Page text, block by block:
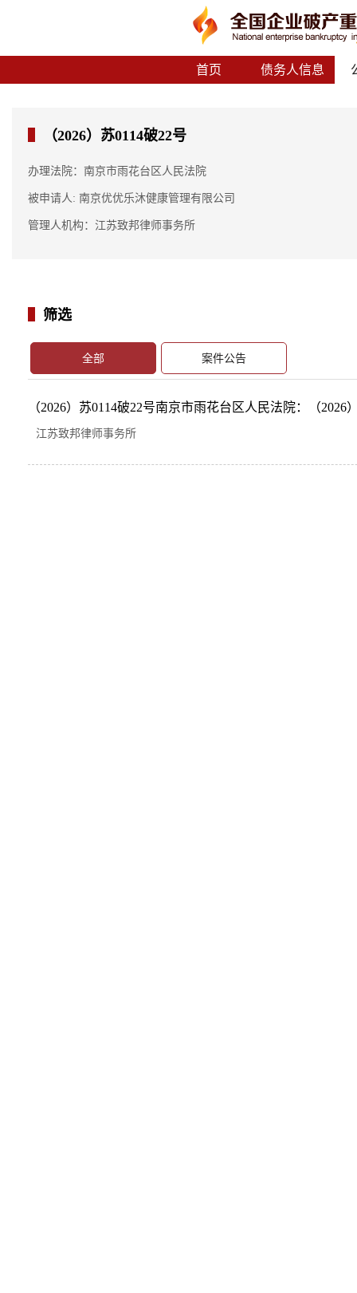
首页 债务人信息
（2026）苏0114破22号
办理法院：南京市雨花台区人民法院
被申请人: 南京优优乐沐健康管理有限公司
管理人机构：江苏致邦律师事务所
筛选
全部 案件公告
（2026）苏0114破22号南京市雨花台区人民法院：（2026
江苏致邦律师事务所